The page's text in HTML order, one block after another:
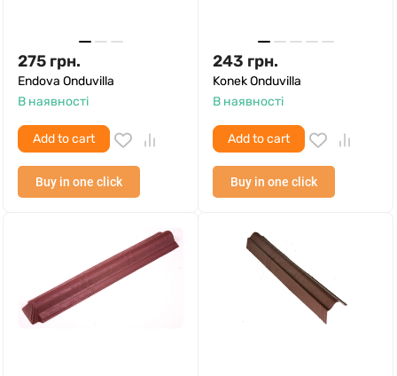
275 грн.
Endova Onduvilla
В наявності
Add to cart
Buy in one click
243 грн.
Konek Onduvilla
В наявності
Add to cart
Buy in one click